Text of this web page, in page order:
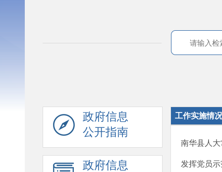
政府信息
公开指南
政府信息
工作实施情况
南华县人
发挥党员